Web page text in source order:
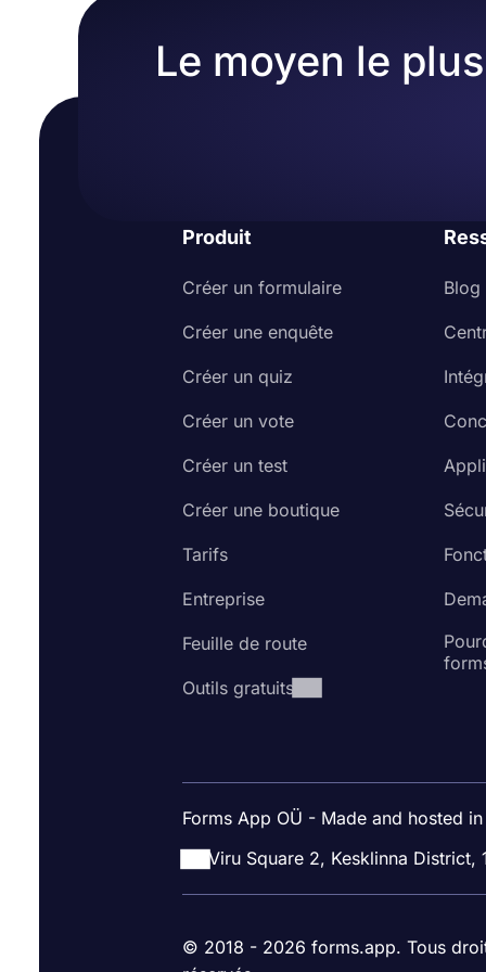
Le moyen le
Produit
Créer un formulaire
Créer une enquête
Créer un quiz
Créer un vote
Créer un test
Créer une boutique
Tarifs
Entreprise
Feuille de route
Outils gratuits
Blog
Forms App OÜ - Made and hosted
Viru Square 2, Kesklinna District,
© 2018 - 2026 forms.app. Tous